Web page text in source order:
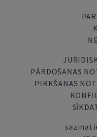
PĀRDOŠANAS
PIRKŠANAS